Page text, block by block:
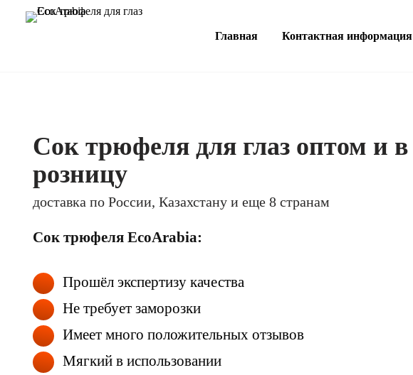
Главная Контактная информация
Сок трюфеля для глаз оптом и в
розницу
доставка по России, Казахстану и еще 8 странам
Сок трюфеля EcoArabia:
Прошёл экспертизу качества
Не требует заморозки
Имеет много положительных отзывов
Мягкий в использовании